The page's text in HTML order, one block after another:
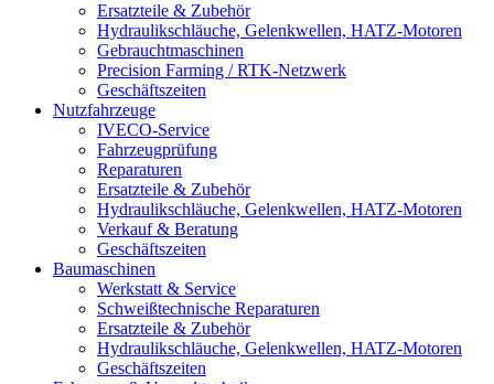
Ersatzteile & Zubehör
Hydraulikschläuche, Gelenkwellen, HATZ-Motoren
Gebrauchtmaschinen
Precision Farming / RTK-Netzwerk
Geschäftszeiten
Nutzfahrzeuge
IVECO-Service
Fahrzeugprüfung
Reparaturen
Ersatzteile & Zubehör
Hydraulikschläuche, Gelenkwellen, HATZ-Motoren
Verkauf & Beratung
Geschäftszeiten
Baumaschinen
Werkstatt & Service
Schweißtechnische Reparaturen
Ersatzteile & Zubehör
Hydraulikschläuche, Gelenkwellen, HATZ-Motoren
Geschäftszeiten